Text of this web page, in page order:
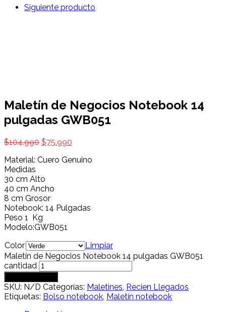
Siguiente producto
Maletín de Negocios Notebook 14
pulgadas GWB051
$104.990 $75.990
Material: Cuero Genuino
Medidas
30 cm Alto
40 cm Ancho
8 cm Grosor
Notebook: 14 Pulgadas
Peso 1 Kg
Modelo:GWB051
Color
Limpiar
Maletín de Negocios Notebook 14 pulgadas GWB051
cantidad
SKU: N/D Categorías: Maletines Recien Llegados
Etiquetas: Bolso notebook Maletín notebook